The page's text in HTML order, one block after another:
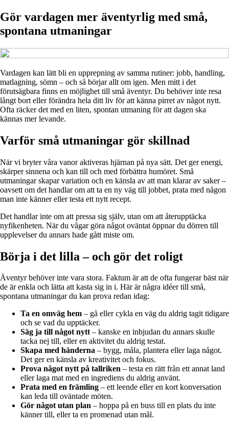
Gör vardagen mer äventyrlig med små,
spontana utmaningar
Vardagen kan lätt bli en upprepning av samma rutiner: jobb, handling,
matlagning, sömn – och så börjar allt om igen. Men mitt i det
förutsägbara finns en möjlighet till små äventyr. Du behöver inte resa
långt bort eller förändra hela ditt liv för att känna pirret av något nytt.
Ofta räcker det med en liten, spontan utmaning för att dagen ska
kännas mer levande.
Varför små utmaningar gör skillnad
När vi bryter våra vanor aktiveras hjärnan på nya sätt. Det ger energi,
skärper sinnena och kan till och med förbättra humöret. Små
utmaningar skapar variation och en känsla av att man klarar av saker –
oavsett om det handlar om att ta en ny väg till jobbet, prata med någon
man inte känner eller testa ett nytt recept.
Det handlar inte om att pressa sig själv, utan om att återupptäcka
nyfikenheten. När du vågar göra något oväntat öppnar du dörren till
upplevelser du annars hade gått miste om.
Börja i det lilla – och gör det roligt
Äventyr behöver inte vara stora. Faktum är att de ofta fungerar bäst när
de är enkla och lätta att kasta sig in i. Här är några idéer till små,
spontana utmaningar du kan prova redan idag:
Ta en omväg hem – gå eller cykla en väg du aldrig tagit tidigare
och se vad du upptäcker.
Säg ja till något nytt– kanske en inbjudan du annars skulle
tacka nej till, eller en aktivitet du aldrig testat.
Skapa med händerna – bygg, måla, plantera eller laga något.
Det ger en känsla av kreativitet och fokus.
Prova något nytt på tallriken – testa en rätt från ett annat land
eller laga mat med en ingrediens du aldrig använt.
Prata med en främling – ett leende eller en kort konversation
kan leda till oväntade möten.
Gör något utan plan – hoppa på en buss till en plats du inte
känner till, eller ta en promenad utan mål.